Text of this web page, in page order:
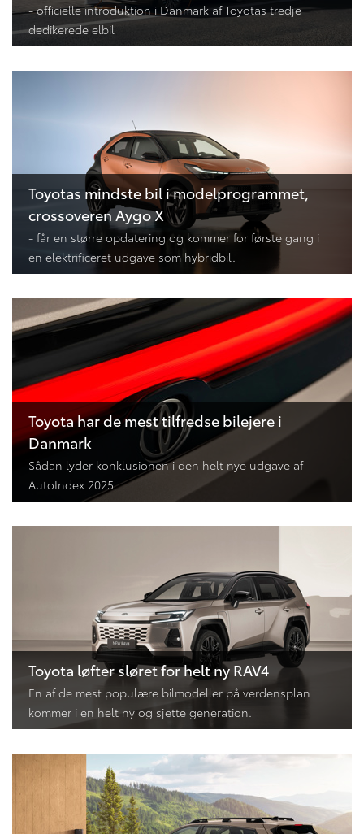
- officielle introduktion i Danmark af Toyotas tredje
dedikerede elbil
Toyotas mindste bil i modelprogrammet,
crossoveren Aygo X
- får en større opdatering og kommer for første gang i
en elektrificeret udgave som hybridbil.
Toyota har de mest tilfredse bilejere i
Danmark
Sådan lyder konklusionen i den helt nye udgave af
AutoIndex 2025
Toyota løfter sløret for helt ny RAV4
En af de mest populære bilmodeller på verdensplan
kommer i en helt ny og sjette generation.